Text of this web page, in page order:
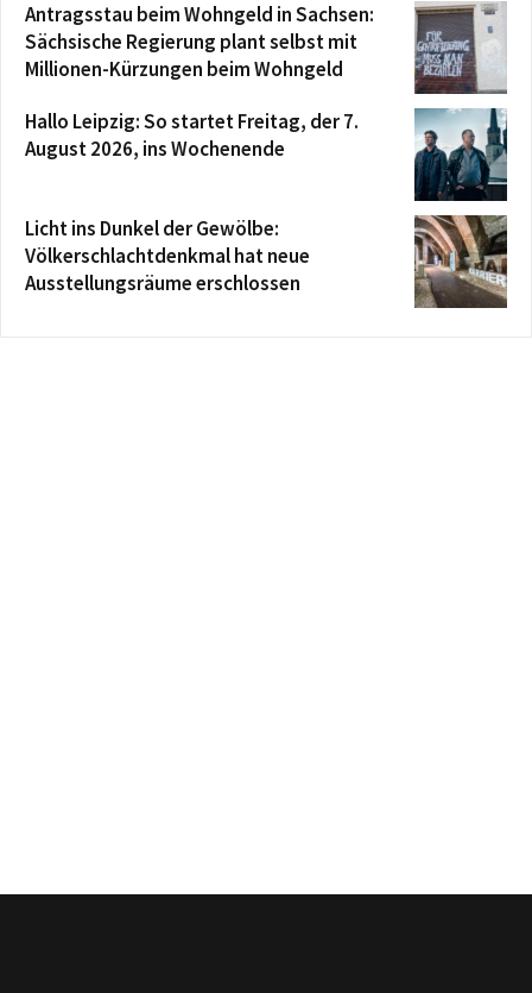
Antragsstau beim Wohngeld in Sachsen:
Sächsische Regierung plant selbst mit
Millionen-Kürzungen beim Wohngeld
Hallo Leipzig: So startet Freitag, der 7.
August 2026, ins Wochenende
Licht ins Dunkel der Gewölbe:
Völkerschlachtdenkmal hat neue
Ausstellungsräume erschlossen